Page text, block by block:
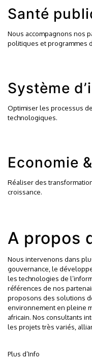
Santé
Nous accompagnons nos
politiques et programmes
Système
Optimiser les processus
technologiques.
Economie
Réaliser des
croissance.
A propos
Nous intervenons dans
gouvernance, le
les technologies de
références de nos
proposons des solutions
environnement en pleine
africain. Nos consultants
les projets très variés,
Plus d’Info